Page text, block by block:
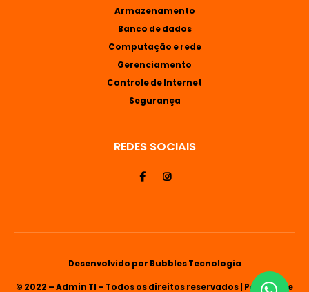
Armazenamento
Banco de dados
Computação e rede
Gerenciamento
Controle de Internet
Segurança
REDES SOCIAIS
Desenvolvido por Bubbles Tecnologia
© 2022 – Admin TI – Todos os direitos reservados | Política de